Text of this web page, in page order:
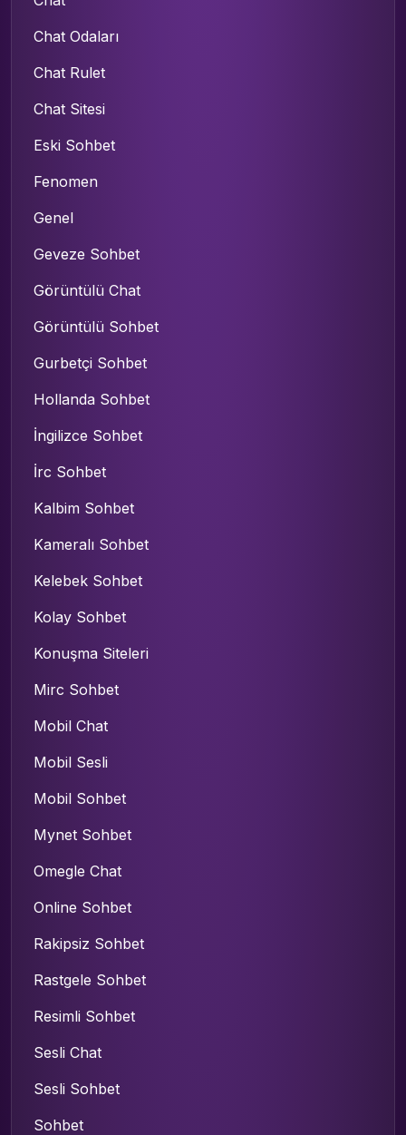
Chat Odaları
Chat Rulet
Chat Sitesi
Eski Sohbet
Fenomen
Genel
Geveze Sohbet
Görüntülü Chat
Görüntülü Sohbet
Gurbetçi Sohbet
Hollanda Sohbet
İngilizce Sohbet
İrc Sohbet
Kalbim Sohbet
Kameralı Sohbet
Kelebek Sohbet
Kolay Sohbet
Konuşma Siteleri
Mirc Sohbet
Mobil Chat
Mobil Sesli
Mobil Sohbet
Mynet Sohbet
Omegle Chat
Online Sohbet
Rakipsiz Sohbet
Rastgele Sohbet
Resimli Sohbet
Sesli Chat
Sesli Sohbet
Sohbet